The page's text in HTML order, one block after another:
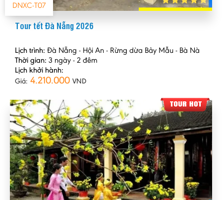
DNXC-T07
Tour tết Đà Nẵng 2026
Lịch trình: Đà Nẵng - Hội An - Rừng dừa Bảy Mẫu - Bà Nà
Thời gian: 3 ngày - 2 đêm
Lịch khởi hành:
Giá: 4.210.000 VND